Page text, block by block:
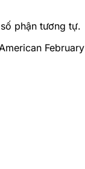
phận tương tự.
February